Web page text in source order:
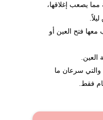
مما يصعب إغلاقها،
فتح العين أو
سرعان ما